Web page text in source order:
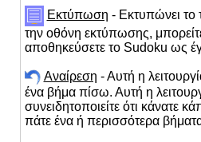
Εκτύπωση - Εκτυπώνει
την οθόνη εκτύπωσης,
αποθηκεύσετε το Sudoku ως
Αναίρεση - Αυτή η
ένα βήμα πίσω. Αυτή η
συνειδητοποιείτε ότι κάνατε
πάτε ένα ή περισσότερα